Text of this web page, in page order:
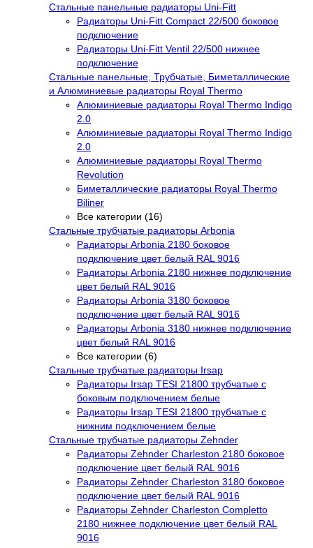
Стальные панельные радиаторы Uni-Fitt
Радиаторы Uni-Fitt Compact 22/500 боковое
подключение
Радиаторы Uni-Fitt Ventil 22/500 нижнее
подключение
Стальные панельные, Трубчатые, Биметаллические
и Алюминиевые радиаторы Royal Thermo
Алюминиевые радиаторы Royal Thermo Indigo
2.0
Алюминиевые радиаторы Royal Thermo Indigo
2.0
Алюминиевые радиаторы Royal Thermo
Revolution
Биметаллические радиаторы Royal Thermo
Biliner
Все категории (16)
Стальные трубчатые радиаторы Arbonia
Радиаторы Arbonia 2180 боковое
подключение цвет белый RAL 9016
Радиаторы Arbonia 2180 нижнее подключение
цвет белый RAL 9016
Радиаторы Arbonia 3180 боковое
подключение цвет белый RAL 9016
Радиаторы Arbonia 3180 нижнее подключение
цвет белый RAL 9016
Все категории (6)
Стальные трубчатые радиаторы Irsap
Радиаторы Irsap TESI 21800 трубчатые с
боковым подключением белые
Радиаторы Irsap TESI 21800 трубчатые с
нижним подключением белые
Стальные трубчатые радиаторы Zehnder
Радиаторы Zehnder Charleston 2180 боковое
подключение цвет белый RAL 9016
Радиаторы Zehnder Charleston 3180 боковое
подключение цвет белый RAL 9016
Радиаторы Zehnder Charleston Completto
2180 нижнее подключение цвет белый RAL
9016